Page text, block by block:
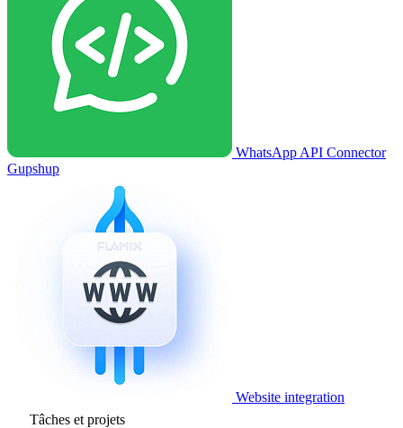
WhatsApp API Connector
Gupshup
Website integration
Tâches et projets